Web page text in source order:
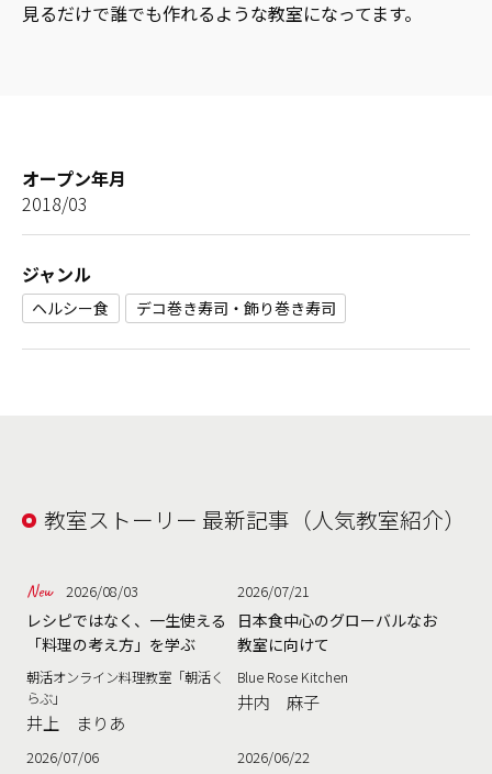
見るだけで誰でも作れるような教室になってます。
オープン年月
2018/03
ジャンル
ヘルシー食 デコ巻き寿司・飾り巻き寿司
教室ストーリー 最新記事（人気教室紹介）
2026/08/03
レシピではなく、一生使える
「料理の考え方」を学ぶ
朝活オンライン料理教室「朝活く
らぶ」
井上 まりあ
2026/07/21
日本食中心のグローバルなお
教室に向けて
Blue Rose Kitchen
井内 麻子
2026/07/06 2026/06/22